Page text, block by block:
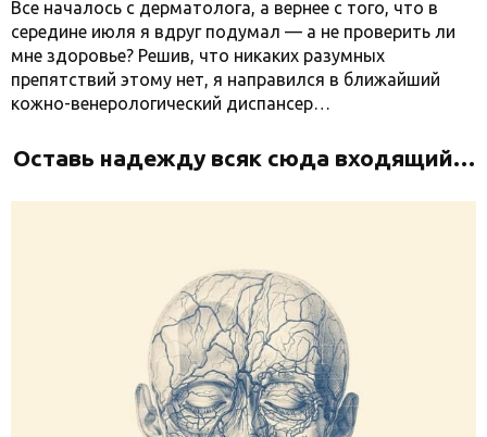
Все началось с дерматолога, а вернее с того, что в
середине июля я вдруг подумал — а не проверить ли
мне здоровье? Решив, что никаких разумных
препятствий этому нет, я направился в ближайший
кожно-венерологический диспансер…
Оставь надежду всяк сюда входящий…